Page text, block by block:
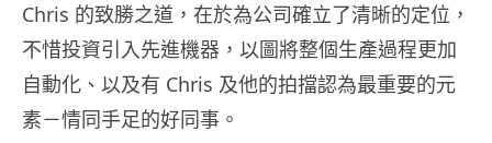
Chris 的致勝之道，在於為公司確立了清晰的定位，
不惜投資引入先進機器，以圖將整個生產過程更加
自動化、以及有 Chris 及他的拍擋認為最重要的元
素－情同手足的好同事。